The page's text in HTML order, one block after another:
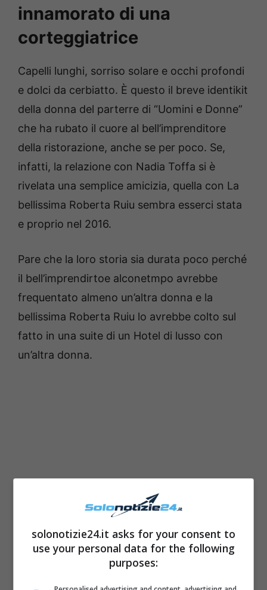
innamorato di una
corteggiatrice
Capelli lunghi, sorriso solare e occhi profondi
e dolci da cerbiatto. È questo il breve identikit
della donna del parterre di “Uomini e Donne”
che ha rubato il cuore al bell’imprenditore
della ristorazione, anche se per poco. Se,
infatti, la relazione con Nadia Toffa si è
rivelata una semplice amicizia, quella con La
bellissima Roberta Ruiu sembra esserci stata
e proprio nel 2016.
Pare che la loro storia sia durata poco perché
il bell’imprendirtoe alconetmpo avrebbe
frequentato almeno un’altra donna e la
bellissima Roberta Ruiu lo avrebbe colto sul
fatto in una suite di un Hotel di lusso con
un’altra donna.
solonotizie24.it asks for your consent to
use your personal data for the following
purposes: